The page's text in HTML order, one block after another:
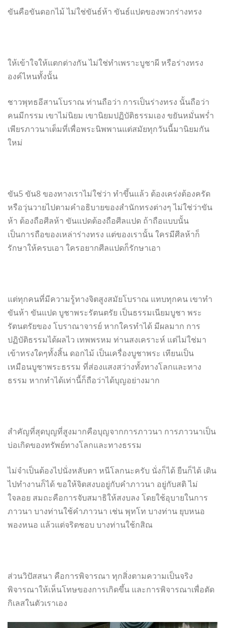
ขันคือขันดอกไม้ ไม่ใช่ขันธ์ห้า ขันธ์แปดของพวกร่างทรง
ให้เข้าใจให้แตกต่างกัน ไม่ใช่ทำเพราะบูชาผี หรือร่างทรง
องค์ไหนทั้งนั้น
ชาวพุทธอีสานโบราณ ท่านถือว่า การเป็นร่างทรง นั้นถือว่า
คนมีกรรม เขาไม่นิยม เขานิยมปฏิบัติธรรมเอง ขยันหมั่นพร่ำ
เพียรภาวนาเต็มที่เพื่อพระนิพพานแต่สมัยทุกวันนี้มานิยมกัน
ใหม่
ขัน5 ขัน8 ของทางเราไม่ใช่ว่า ทำขึ้นแล้ว ต้องเคร่งต้องครัด
หรือวุ่นวายไปตามคำอธิบายของสำนักทรงต่างๆ ไม่ใช่ว่าขัน
ห้า ต้องถือศีลห้า ขันแปดต้องถือศีลแปด ถ้าถือแบบนั้น
เป็นการถือของเหล่าร่างทรง แต่ของเรานั้น ใครมีศีลห้าก็
รักษาให้ครบเอา ใครอยากศีลแปดก็รักษาเอา
แต่ทุกคนที่มีความรู้ทางจิตสูงสมัยโบราณ แทบทุกคน เขาทำ
ขันห้า ขันแปด บูชาพระรัตนตรัย เป็นธรรมเนียมบูชา พระ
รัตนตรัยของ โบราณาจารย์ หากใครทำได้ มีผลมาก การ
ปฏิบัติธรรมได้ผลไว เทพพรหม ท่านสงเคราะห์ แต่ไม่ใช่มา
เข้าทรงใดๆทั้งสิ้น ดอกไม้ เป็นเครื่องบูชาพระ เทียนเป็น
เหมือนบูชาพระธรรม ที่ส่องแสงสว่างทั้งทางโลกและทาง
ธรรม หากทำได้เท่านี้ก็ถือว่าได้บุญอย่างมาก
สำคัญที่สุดบุญที่สูงมากคือบุญจากการภาวนา การภาวนาเป็น
บ่อเกิดของทรัพย์ทางโลกและทางธรรม
ไม่จำเป็นต้องไปนั่งหลับตา หนีโลกนะครับ นั่งก็ได้ ยืนก็ได้ เดิน
ไปทำงานก็ได้ ขอให้จิตสงบอยู่กับคำภาวนา อยู่กับสติ ไม่
ใจลอย สมถะคือการจับสมาธิให้สงบลง โดยใช้อุบายในการ
ภาวนา บางท่านใช้คำภาวนา เช่น พุทโท บางท่าน ยุบหนอ
พองหนอ แล้วแต่จริตชอบ บางท่านใช้กสิณ
ส่วนวิปัสสนา คือการพิจารณา ทุกสิ่งตามความเป็นจริง
พิจารณาให้เห็นโทษของการเกิดขึ้น และการพิจารณาเพื่อตัด
กิเลสในตัวเราเอง